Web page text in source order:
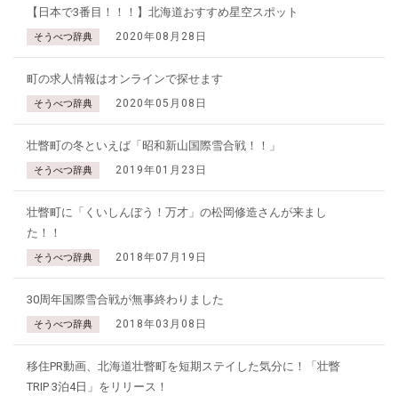
【日本で3番目！！！】北海道おすすめ星空スポット
そうべつ辞典 2020年08月28日
町の求人情報はオンラインで探せます
そうべつ辞典 2020年05月08日
壮瞥町の冬といえば「昭和新山国際雪合戦！！」
そうべつ辞典 2019年01月23日
壮瞥町に「くいしんぼう！万才」の松岡修造さんが来まし
た！！
そうべつ辞典 2018年07月19日
30周年国際雪合戦が無事終わりました
そうべつ辞典 2018年03月08日
移住PR動画、北海道壮瞥町を短期ステイした気分に！「壮瞥
TRIP 3泊4日」をリリース！